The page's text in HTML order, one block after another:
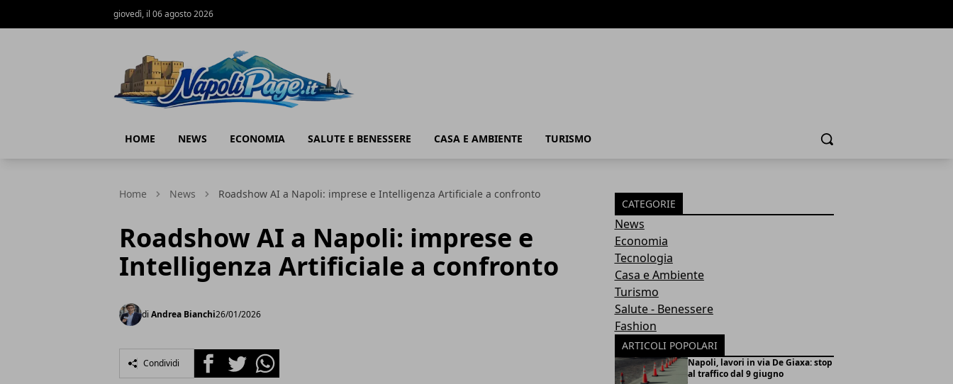
giovedì, il 06 agosto 2026
HOME NEWS ECONOMIA SALUTE E BENESSERE CASA E AMBIENTE TURISMO Cerca
Home News Roadshow AI a Napoli: imprese e Intelligenza Artificiale a confronto
Roadshow AI a Napoli: imprese e
Intelligenza Artificiale a confronto
di Andrea Bianchi26/01/2026
Condividi FacebookTwitterWhatsapp
CATEGORIE
News
Economia
Tecnologia
Casa e Ambiente
Turismo
Salute - Benessere
Fashion
ARTICOLI POPOLARI
Napoli, lavori in via De Giaxa: stop
al traffico dal 9 giugno